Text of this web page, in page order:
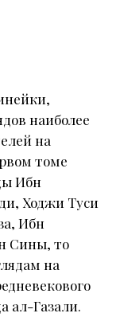
наиболее
на
томе
Ибн
Ходжи Туси
Ибн
Сины, то
на
ал-Газали.